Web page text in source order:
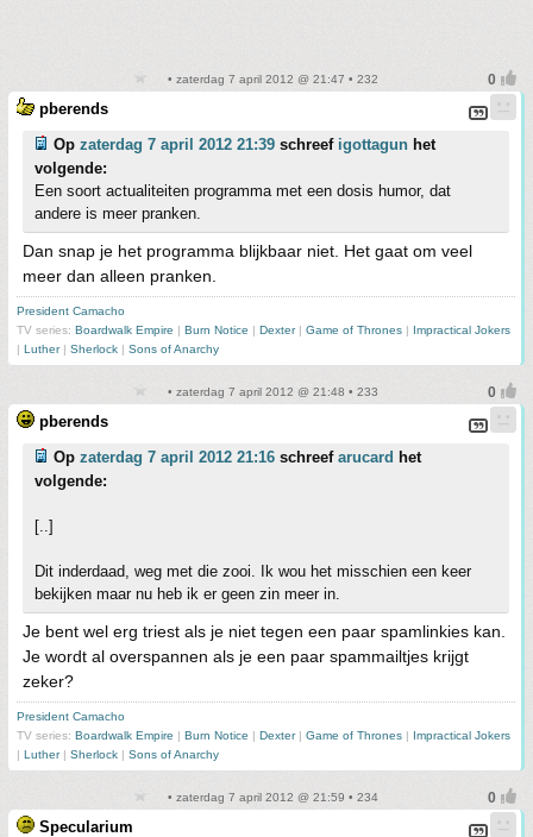
• zaterdag 7 april 2012 @ 21:47 • 232
pberends
Op zaterdag 7 april 2012 21:39 schreef igottagun het
volgende:
Een soort actualiteiten programma met een dosis humor, dat
andere is meer pranken.
Dan snap je het programma blijkbaar niet. Het gaat om veel
meer dan alleen pranken.
President Camacho
TV series: Boardwalk Empire | Burn Notice | Dexter| Game of Thrones | Impractical Jokers
| Luther| Sherlock | Sons of Anarchy
• zaterdag 7 april 2012 @ 21:48 • 233
pberends
Op zaterdag 7 april 2012 21:16 schreef arucard het
volgende:
[..]
Dit inderdaad, weg met die zooi. Ik wou het misschien een keer
bekijken maar nu heb ik er geen zin meer in.
Je bent wel erg triest als je niet tegen een paar spamlinkies kan.
Je wordt al overspannen als je een paar spammailtjes krijgt
zeker?
President Camacho
TV series: Boardwalk Empire | Burn Notice | Dexter| Game of Thrones | Impractical Jokers
| Luther| Sherlock | Sons of Anarchy
• zaterdag 7 april 2012 @ 21:59 • 234
Specularium